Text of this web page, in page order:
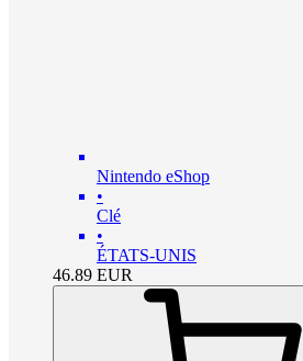
Nintendo eShop
•
Clé
•
ÉTATS-UNIS
46.89 EUR